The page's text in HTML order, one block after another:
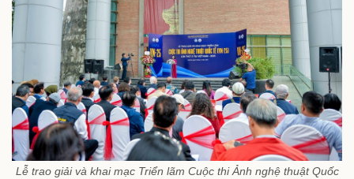
Lễ trao giải và khai mạc Triển lãm Cuộc thi Ảnh nghệ thuật Quốc